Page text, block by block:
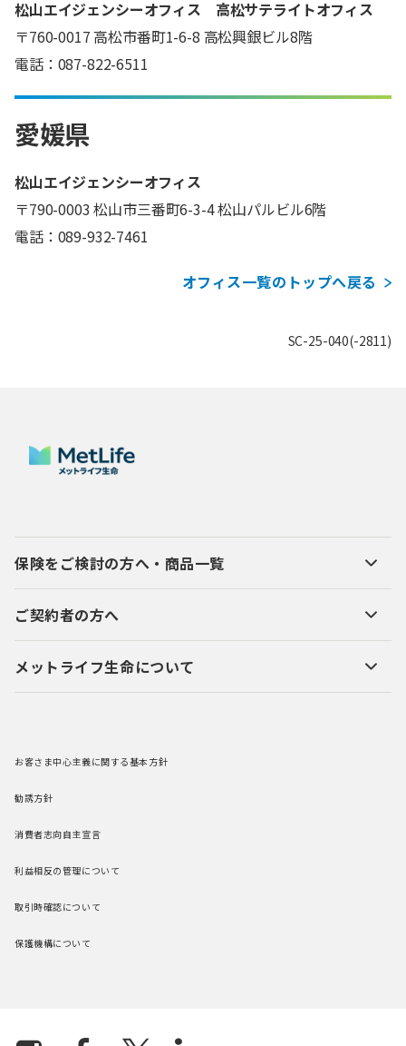
松山エイジェンシーオフィス 高松サテライトオフィス
〒760-0017 高松市番町1-6-8 高松興銀ビル8階
電話：087-822-6511
愛媛県
松山エイジェンシーオフィス
〒790-0003 松山市三番町6-3-4 松山パルビル6階
電話：089-932-7461
オフィス一覧のトップへ戻る
SC-25-040(-2811)
保険をご検討の方へ・商品一覧
ご契約者の方へ
メットライフ生命について
お客さま中心主義に関する基本方針
勧誘方針
消費者志向自主宣言
利益相反の管理について
取引時確認について
保護機構について